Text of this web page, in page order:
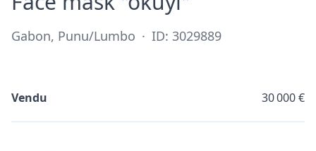
Gabon, Punu/Lumbo · ID: 3029889
Vendu 30 000 €